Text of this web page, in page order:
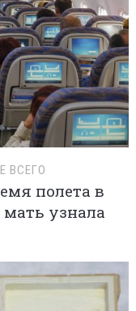
ВСЕГО
полета в
мать узнала